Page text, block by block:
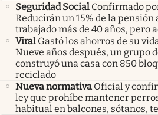
Seguridad Social Confirmado
Reducirán un 15% de la pensión
trabajado más de 40 años, pero
Viral Gastó los ahorros de su
Nueve años después, un grupo
construyó una casa con 850
reciclado
Nueva normativa Oficial y
ley que prohíbe mantener
habitual en balcones, sótanos,